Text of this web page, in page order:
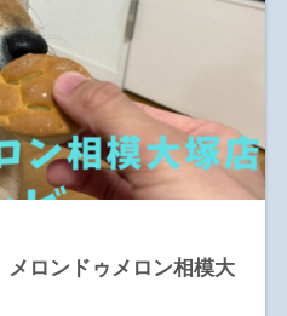
メロンドゥメロン相模大